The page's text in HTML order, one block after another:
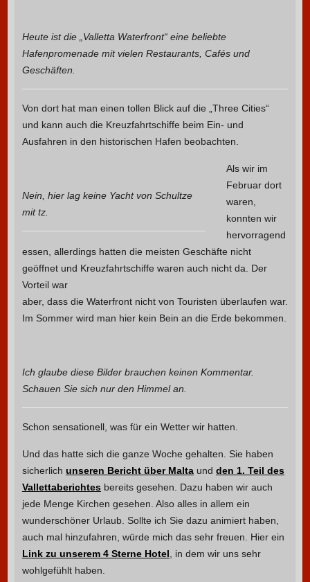
Heute ist die „Valletta Waterfront“ eine beliebte
Hafenpromenade mit vielen Restaurants, Cafés und
Geschäften.
Von dort hat man einen tollen Blick auf die „Three Cities“
und kann auch die Kreuzfahrtschiffe beim Ein- und
Ausfahren in den historischen Hafen beobachten.
Nein, hier lag keine Yacht von Schultze
mit tz.
Als wir im
Februar dort
waren,
konnten wir
hervorragend
essen, allerdings hatten die meisten Geschäfte nicht
geöffnet und Kreuzfahrtschiffe waren auch nicht da. Der
Vorteil war
aber, dass die Waterfront nicht von Touristen überlaufen war.
Im Sommer wird man hier kein Bein an die Erde bekommen.
Ich glaube diese Bilder brauchen keinen Kommentar.
Schauen Sie sich nur den Himmel an.
Schon sensationell, was für ein Wetter wir hatten.
Und das hatte sich die ganze Woche gehalten. Sie haben
sicherlich unseren Bericht über Maltaund den 1. Teil des
Vallettaberichtes bereits gesehen. Dazu haben wir auch
jede Menge Kirchen gesehen. Also alles in allem ein
wunderschöner Urlaub. Sollte ich Sie dazu animiert haben,
auch mal hinzufahren, würde mich das sehr freuen. Hier ein
Link zu unserem 4 Sterne Hotel , in dem wir uns sehr
wohlgefühlt haben.